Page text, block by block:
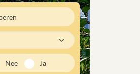
Nee Ja